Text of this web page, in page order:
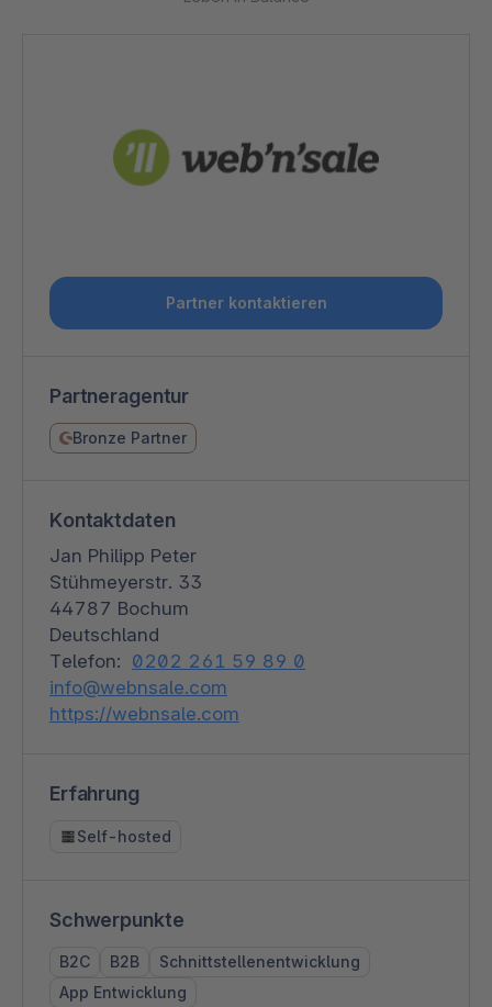
Partner kontaktieren
Partneragentur
Bronze Partner
Kontaktdaten
Jan Philipp Peter
Stühmeyerstr. 33
44787 Bochum
Deutschland
Telefon: 0202 261 59 89 0
info@webnsale.com
https://webnsale.com
Erfahrung
Self-hosted
Schwerpunkte
B2C B2B
Schnittstellenentwicklung
App Entwicklung